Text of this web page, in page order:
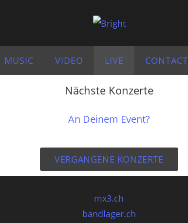
MUSIC VIDEO LIVE CONTACT
Nächste Konzerte
An Deinem Event?
VERGANGENE KONZERTE
mx3.ch
bandlager.ch